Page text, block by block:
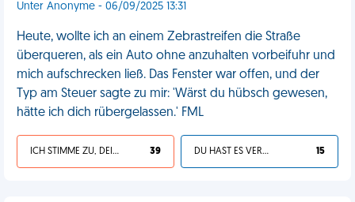
Unter Anonyme - 06/09/2025 13:31
Heute, wollte ich an einem Zebrastreifen die Straße
überqueren, als ein Auto ohne anzuhalten vorbeifuhr und
mich aufschrecken ließ. Das Fenster war offen, und der
Typ am Steuer sagte zu mir: 'Wärst du hübsch gewesen,
hätte ich dich rübergelassen.' FML
ICH STIMME ZU, DEIN LEBEN IST SCHEISSE 39 DU HAST ES VERDIENT 15